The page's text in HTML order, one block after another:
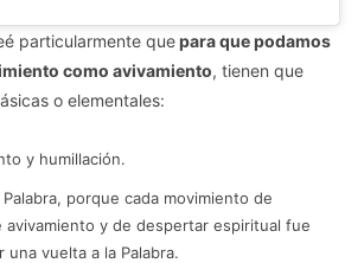
particularmente quepara que podamos
como avivamiento, tienen que
o elementales:
y humillación.
porque cada movimiento de
avivamiento y de despertar espiritual fue
una vuelta a la Palabra.